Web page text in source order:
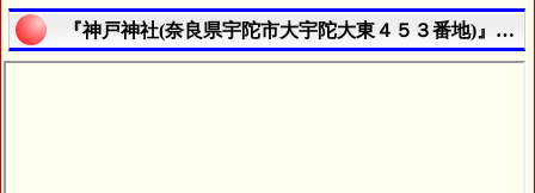
『神戸神社(奈良県宇陀市大宇陀大東４５３番地)』の